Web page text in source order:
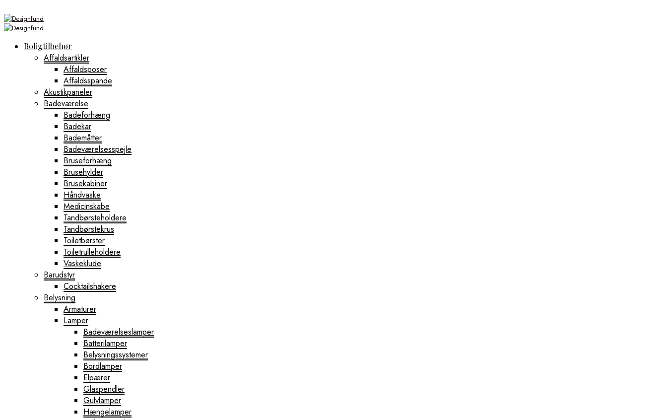
Boligtilbehør
Affaldsartikler
Affaldsposer
Affaldsspande
Akustikpaneler
Badeværelse
Badeforhæng
Badekar
Bademåtter
Badeværelsesspejle
Bruseforhæng
Brusehylder
Brusekabiner
Håndvaske
Medicinskabe
Tandbørsteholdere
Tandbørstekrus
Toiletbørster
Toiletrulleholdere
Vaskeklude
Barudstyr
Cocktailshakere
Belysning
Armaturer
Lamper
Badeværelseslamper
Batterilamper
Belysningssystemer
Bordlamper
Elpærer
Glaspendler
Gulvlamper
Hængelamper